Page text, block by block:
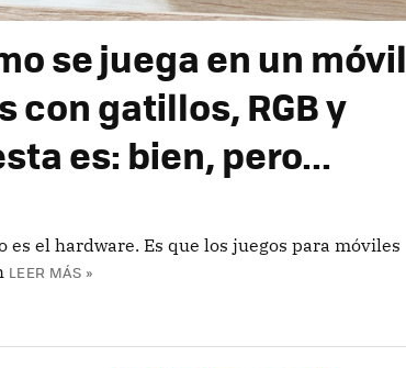
se juega en un móvil
con gatillos, RGB y
es: bien, pero...
el hardware. Es que los juegos para móviles
LEER MÁS »